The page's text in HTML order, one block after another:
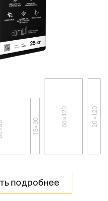
15×90 60×120 20×120
подробнее